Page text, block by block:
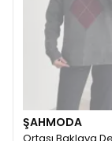
ŞAHMODA